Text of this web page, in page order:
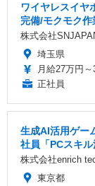
ワイヤレスイヤ
完備/モクモク作
株式会社
埼玉県
月給27万円
正社員
生成AI活用ゲー
社員「PCスキ
株式会社enrich
東京都